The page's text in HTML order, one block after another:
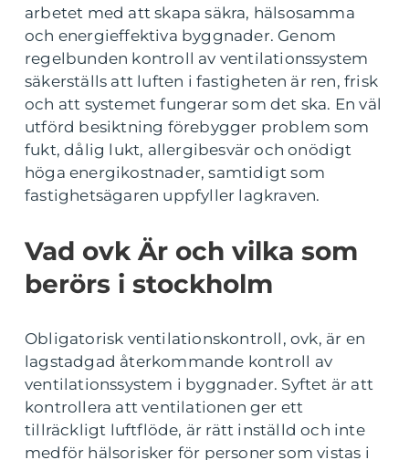
arbetet med att skapa säkra, hälsosamma
och energieffektiva byggnader. Genom
regelbunden kontroll av ventilationssystem
säkerställs att luften i fastigheten är ren, frisk
och att systemet fungerar som det ska. En väl
utförd besiktning förebygger problem som
fukt, dålig lukt, allergibesvär och onödigt
höga energikostnader, samtidigt som
fastighetsägaren uppfyller lagkraven.
Vad ovk Är och vilka som
berörs i stockholm
Obligatorisk ventilationskontroll, ovk, är en
lagstadgad återkommande kontroll av
ventilationssystem i byggnader. Syftet är att
kontrollera att ventilationen ger ett
tillräckligt luftflöde, är rätt inställd och inte
medför hälsorisker för personer som vistas i